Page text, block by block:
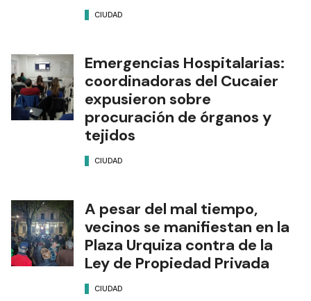
CIUDAD
Emergencias Hospitalarias:
coordinadoras del Cucaier
expusieron sobre
procuración de órganos y
tejidos
CIUDAD
A pesar del mal tiempo,
vecinos se manifiestan en la
Plaza Urquiza contra de la
Ley de Propiedad Privada
CIUDAD